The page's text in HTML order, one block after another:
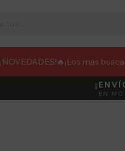
¡NOVEDADES! 🔥¡Los más
EN